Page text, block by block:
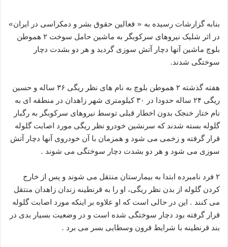
بنابه گزارشات رسیده به « فعالین حقوق بشر و دمکراسی در ایران»
در اثر شلیک نیروهای سرکوبگر به ماشین حامل سوخت ۲ هموطن
بلوچ ماشین آنها دچار آتش سوزی گردید و هر دو بشدت دچار
سوختگی شدند.
هفته گذشته ۲ هموطن بلوچ به نام های نظر ریگی ۳۶ ساله و حسین
ریگی ۲۴ ساله حدودا در ۳۰ کیلومتری شهر زاهدان در منطقه ای به
نام ختار خنجک بدون اخطار قبلی توسط نیروهای سرکوبگر به رگبار
گلوله بسته شدند که سرنشین خودرو نظر ریگی مورد اصابت گلوله
قرار گرفته و زخمی می شود و همزمان با آن خودروی آنها دچار آتش
سوزی می شود و هر دو بشدت دچار سوختگی می شوند .
۲ فرد نامبرده ابتدا به بیمارستان منتقل می شوند و پس از خارج
کردن گلوله از بدن نظر ریگی، او را به قرنطینه زندان زاهدان منتقل
می کنند . این در حالی است که او علاوه بر اینکه مورد اصابت گلوله
قرار گرفته بود دچار سوختگی شده است و در وضعیت بسیار بدی در
بند قرنطینه با شرایط قرون وسطایی بسر می برد .